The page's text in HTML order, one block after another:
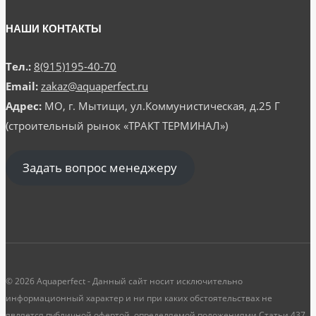
НАШИ КОНТАКТЫ
Тел.: 8(915)195-40-70
Email: zakaz@aquaperfect.ru
Адрес: МО, г. Мытищи, ул.Коммунистическая, д.25 Г
(строительный рынок «ТРАКТ ТЕРМИНАЛ»)
Задать вопрос менеджеру
© 2026 Aquaperfect - Данный сайт носит исключительно
информационный характер и ни при каких обстоятельствах не